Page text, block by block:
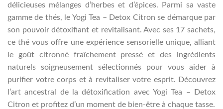
délicieuses mélanges d’herbes et d’épices. Parmi sa vaste
gamme de thés, le Yogi Tea – Detox Citron se démarque par
son pouvoir détoxifiant et revitalisant. Avec ses 17 sachets,
ce thé vous offre une expérience sensorielle unique, alliant
le goût citronné fraîchement pressé et des ingrédients
naturels soigneusement sélectionnés pour vous aider à
purifier votre corps et à revitaliser votre esprit. Découvrez
l’art ancestral de la détoxification avec Yogi Tea – Detox
Citron et profitez d’un moment de bien-être à chaque tasse.